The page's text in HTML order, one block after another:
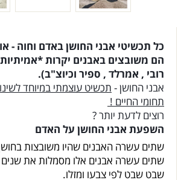
כל תכשיטי אבני החושן באדם וחוה -
הם משובצים באבנים יקרות
רובי , אמרלד , ספיר וכיוצ"ב).
אבני החושן - תכשיט עוצמתי במיוחד
תחומי החיים !
רוצים לדעת יותר ?
השפעת אבני החושן על האדם
שתים עשרה האבנים שהיו משובצות
שתים עשרה אבנים אלו מסמלות את
שבט שבט לפי צבעו ומזלו.